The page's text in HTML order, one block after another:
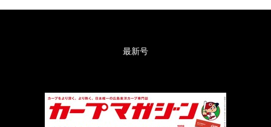
最新号